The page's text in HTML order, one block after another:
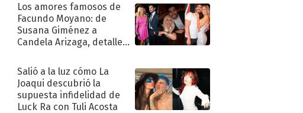
Los amores famosos de
Facundo Moyano: de
Susana Giménez a
Candela Arizaga, detalles
sentimental
Salió a la luz cómo La
Joaqui descubrió la
supuesta infidelidad de
Luck Ra con Tuli Acosta